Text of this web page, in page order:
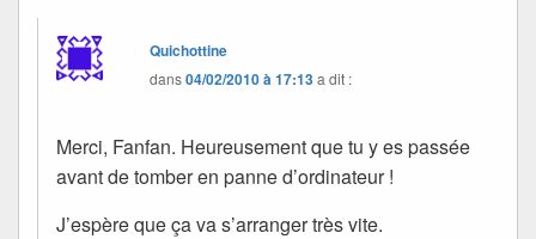
Quichottine
dans04/02/2010 à 17:13a dit :
Merci, Fanfan. Heureusement que tu y es passée
avant de tomber en panne d’ordinateur !
J’espère que ça va s’arranger très vite.